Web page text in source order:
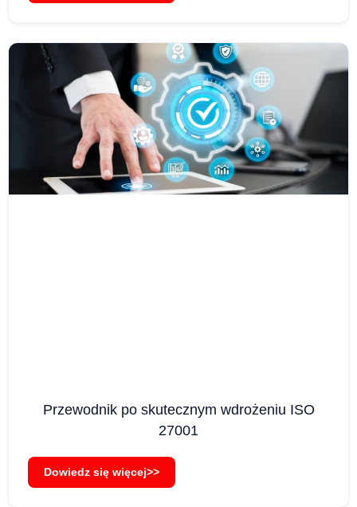
Przewodnik po skutecznym wdrożeniu ISO
27001
Dowiedz się więcej>>